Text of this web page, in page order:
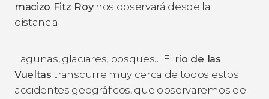
macizo Fitz Roynos observará desde la
distancia!
Lagunas, glaciares, bosques… El río de las
Vueltas transcurre muy cerca de todos estos
accidentes geográficos, que observaremos de